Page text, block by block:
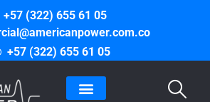
+57 (322) 655 61 05
+57 (322) 655 61 05